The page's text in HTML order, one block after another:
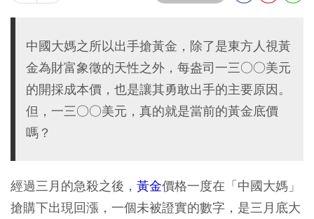
中國大媽之所以出手搶黃金，除了是東方人視黃
金為財富象徵的天性之外，每盎司一三○○美元
的開採成本價，也是讓其勇敢出手的主要原因。
但，一三○○美元，真的就是當前的黃金底價
嗎？
經過三月的急殺之後， 黃金價格一度在「中國大媽」
搶購下出現回漲，一個未被證實的數字，是三月底大